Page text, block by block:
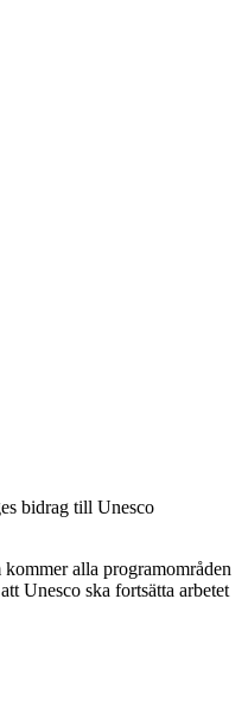
bidrag till Unesco
alla programområden
Unesco ska fortsätta arbetet